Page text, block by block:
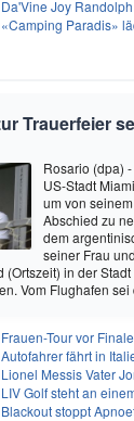
Da'Vine Joy Randolph übernimmt
«Camping Paradis»
Trauerfeier
Rosario (dpa)
US-Stadt
um von
Abschied zu
dem
seiner Frau
(Ortszeit) in der
Vom Flughafen
Frauen-Tour vor Finale
Autofahrer fährt in
Lionel Messis Vater Jorge
LIV Golf steht an einem finanziellen
Blackout stoppt